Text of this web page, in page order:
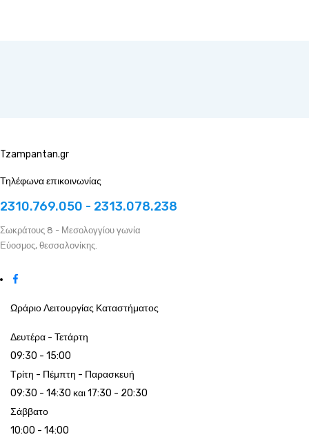
Tzampantan.gr
Τηλέφωνα επικοινωνίας
2310.769.050 - 2313.078.238
Σωκράτους 8 - Μεσολογγίου γωνία
Εύοσμος, θεσσαλονίκης.
Ωράριο Λειτουργίας Καταστήματος
Δευτέρα - Τετάρτη
09:30 - 15:00
Τρίτη - Πέμπτη - Παρασκευή
09:30 - 14:30 και 17:30 - 20:30
Σάββατο
10:00 - 14:00